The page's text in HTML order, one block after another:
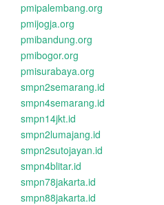
pmipalembang.org
pmijogja.org
pmibandung.org
pmibogor.org
pmisurabaya.org
smpn2semarang.id
smpn4semarang.id
smpn14jkt.id
smpn2lumajang.id
smpn2sutojayan.id
smpn4blitar.id
smpn78jakarta.id
smpn88jakarta.id